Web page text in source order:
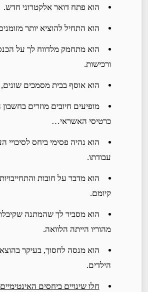
הוא פתח דואר אלקטרוני חדש.
הוא התחיל להוציא יותר
הוא מתחמק מלדווח לך על
ורכישות.
הוא אוסף בבית מסמכים שונים,
מופיעים חיובים מוזרים בחשבון
כרטיסי האשראי…
הוא נהיה פסימי ביחס לסיכויי
עבודתו.
הוא מדבר על חובות
קיומם.
הוא מסביר לך שהמתנה
מהוריו הייתה הלוואה.
הוא מנסה לחסוך, בעיקר
הילדים.
חלו שינויים ביחסים האינטימיים: